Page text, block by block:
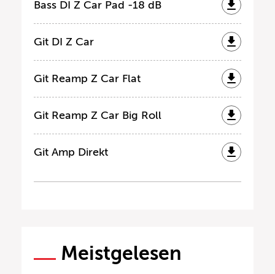
Bass DI Z Car Pad -18 dB
Git DI Z Car
Git Reamp Z Car Flat
Git Reamp Z Car Big Roll
Git Amp Direkt
Meistgelesen